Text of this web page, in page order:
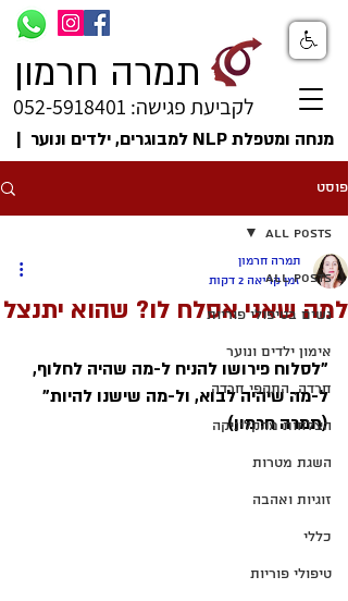
תמרה חרמון
לקביעת פגישה: 052-5918401
מנחה ומטפלת NLP למבוגרים, ילדים ונוער |
פוסט
All Posts
נשים בטיפולי פוריות
אימון ילדים ונוער
חרדה, התקפי חרדה
הצלחות מהקליניקה
השגת מטרות
זוגיות ואהבה
כללי
טיפולי פוריות
All Posts
למה שאני אסלח לו? שהוא יתנצל
תמרה חרמון
זמן קריאה 2 דקות
"לסלוח פירושו להניח ל-מה שהיה לחלוף,
ל-מה שיהיה לבוא, ול-מה שישנו להיות"
(תמרה חרמון)